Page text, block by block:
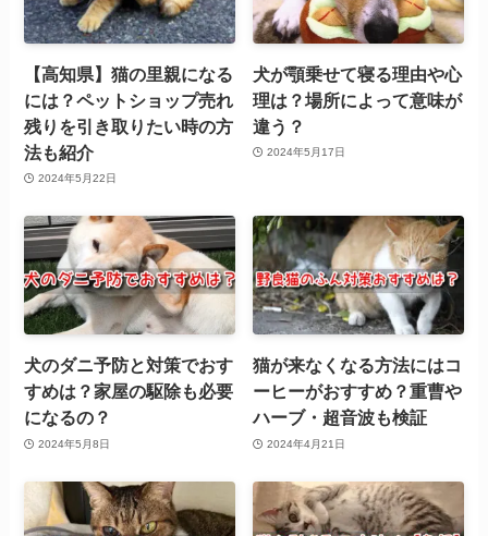
【高知県】猫の里親になる
には？ペットショップ売れ
残りを引き取りたい時の方
法も紹介
2024年5月22日
犬が顎乗せて寝る理由や心
理は？場所によって意味が
違う？
2024年5月17日
犬のダニ予防と対策でおす
すめは？家屋の駆除も必要
になるの？
2024年5月8日
猫が来なくなる方法にはコ
ーヒーがおすすめ？重曹や
ハーブ・超音波も検証
2024年4月21日